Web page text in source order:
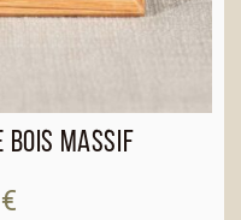
bois massif
€